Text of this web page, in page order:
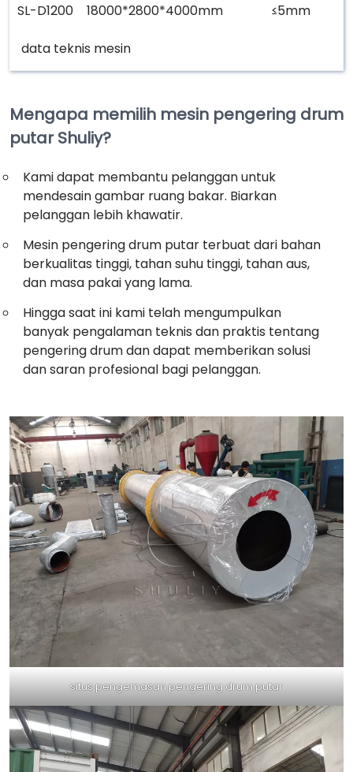
SL-D1200
18000*2800*4000mm ≤5mm
data teknis mesin
Mengapa memilih mesin pengering drum
putar Shuliy?
Kami dapat membantu pelanggan untuk
mendesain gambar ruang bakar. Biarkan
pelanggan lebih khawatir.
Mesin pengering drum putar terbuat dari bahan
berkualitas tinggi, tahan suhu tinggi, tahan aus,
dan masa pakai yang lama.
Hingga saat ini kami telah mengumpulkan
banyak pengalaman teknis dan praktis tentang
pengering drum dan dapat memberikan solusi
dan saran profesional bagi pelanggan.
situs pengemasan pengering drum putar